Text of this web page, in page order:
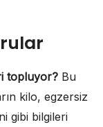
topluyor? Bu
kilo, egzersiz
gibi bilgileri